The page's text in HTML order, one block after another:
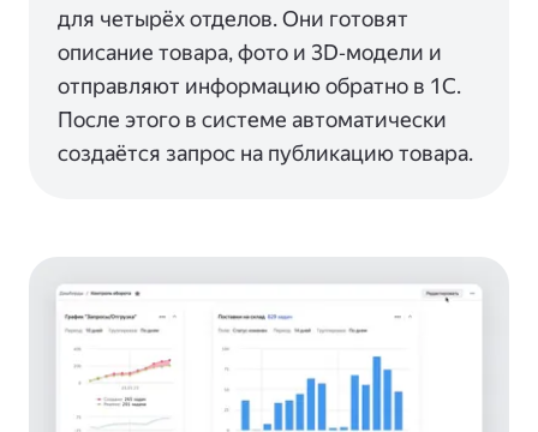
для четырёх отделов. Они готовят
описание товара, фото и 3D‑модели и
отправляют информацию обратно в 1С.
После этого в системе автоматически
создаётся запрос на публикацию товара.